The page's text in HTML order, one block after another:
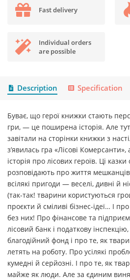
Fast delivery
Individual orders
are possible
Description Specification
Буває, що герої книжки стають
гри, — це поширена історія. Але
завітали на сторінки книжки з
з’явилась гра «Лісові
історія про лісових героїв. Ці
розповідають про життя
всілякі пригоди — веселі, дивні й
(так-так! тварини користуються
проєкти й сміливі бізнес-ідеї… І
без них! Про фінансове та
лісовий банк і податкову
благодійний фонд і про те, як
летять на роботу. Про усілякі
кумедні й серйозні. І про те, як
майже як люди. Але за єдиним